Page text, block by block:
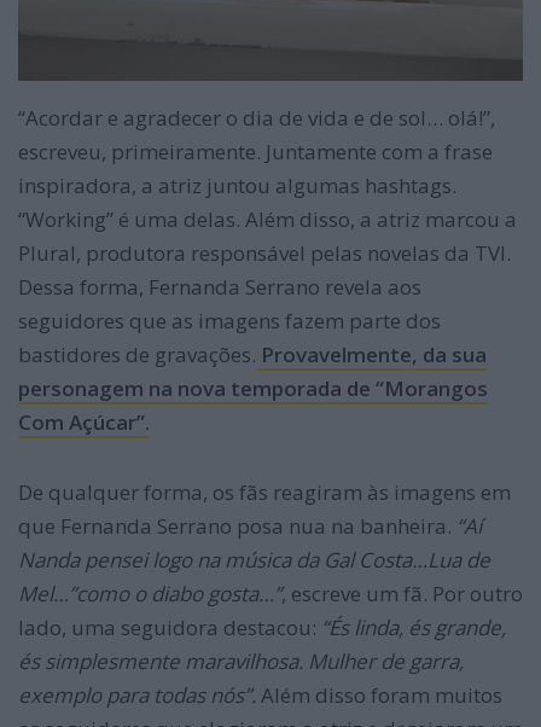
“Acordar e agradecer o dia de vida e de sol… olá!”,
escreveu, primeiramente. Juntamente com a frase
inspiradora, a atriz juntou algumas hashtags.
“Working” é uma delas. Além disso, a atriz marcou a
Plural, produtora responsável pelas novelas da TVI.
Dessa forma, Fernanda Serrano revela aos
seguidores que as imagens fazem parte dos
bastidores de gravações. Provavelmente, da sua
personagem na nova temporada de “Morangos
Com Açúcar”.
De qualquer forma, os fãs reagiram às imagens em
que Fernanda Serrano posa nua na banheira. “Aí
Nanda pensei logo na música da Gal Costa…Lua de
Mel…”como o diabo gosta…”, escreve um fã. Por outro
lado, uma seguidora destacou: “És linda, és grande,
és simplesmente maravilhosa. Mulher de garra,
exemplo para todas nós”. Além disso foram muitos